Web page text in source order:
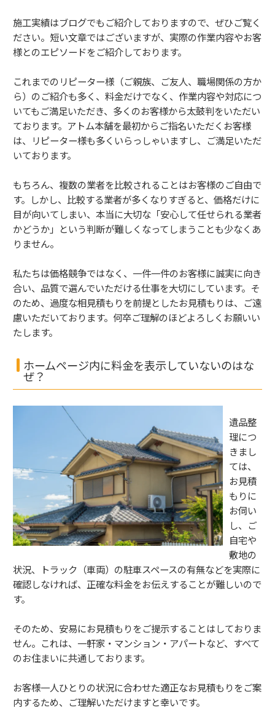
施工実績はブログでもご紹介しておりますので、ぜひご覧く
ださい。短い文章ではございますが、実際の作業内容やお客
様とのエピソードをご紹介しております。
これまでのリピーター様（ご親族、ご友人、職場関係の方か
ら）のご紹介も多く、料金だけでなく、作業内容や対応につ
いてもご満足いただき、多くのお客様から太鼓判をいただい
ております。アトム本舗を最初からご指名いただくお客様
は、リピーター様も多くいらっしゃいますし、ご満足いただ
いております。
もちろん、複数の業者を比較されることはお客様のご自由で
す。しかし、比較する業者が多くなりすぎると、価格だけに
目が向いてしまい、本当に大切な「安心して任せられる業者
かどうか」という判断が難しくなってしまうことも少なくあ
りません。
私たちは価格競争ではなく、一件一件のお客様に誠実に向き
合い、品質で選んでいただける仕事を大切にしています。そ
のため、過度な相見積もりを前提としたお見積もりは、ご遠
慮いただいております。何卒ご理解のほどよろしくお願いい
たします。
ホームページ内に料金を表示していないのはな
ぜ？
遺品整
理につ
きまし
ては、
お見積
もりに
お伺い
し、ご
自宅や
敷地の
状況、トラック（車両）の駐車スペースの有無などを実際に
確認しなければ、正確な料金をお伝えすることが難しいので
す。
そのため、安易にお見積もりをご提示することはしておりま
せん。これは、一軒家・マンション・アパートなど、すべて
のお住まいに共通しております。
お客様一人ひとりの状況に合わせた適正なお見積もりをご案
内するため、ご理解いただけますと幸いです。